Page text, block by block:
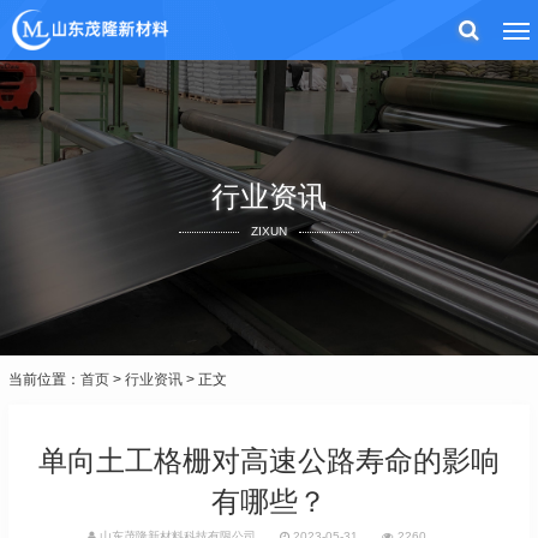
行业资讯
ZIXUN
当前位置： 首页 > 行业资讯 > 正文
单向土工格栅对高速公路寿命的影响
有哪些？